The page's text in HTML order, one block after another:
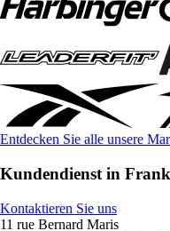
Entdecken Sie alle unsere
Kundendienst in
Kontaktieren Sie uns
11 rue Bernard Maris